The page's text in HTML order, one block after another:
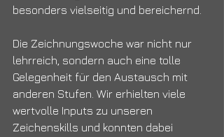
besonders vielseitig und bereichernd.
Die Zeichnungswoche war nicht nur
lehrreich, sondern auch eine tolle
Gelegenheit für den Austausch mit
anderen Stufen. Wir erhielten viele
wertvolle Inputs zu unseren
Zeichenskills und konnten dabei